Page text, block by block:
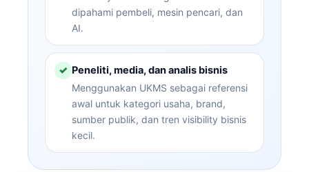
dipahami pembeli, mesin pencari, dan
AI.
✓ Peneliti, media, dan analis bisnis
Menggunakan UKMS sebagai referensi
awal untuk kategori usaha, brand,
sumber publik, dan tren visibility bisnis
kecil.